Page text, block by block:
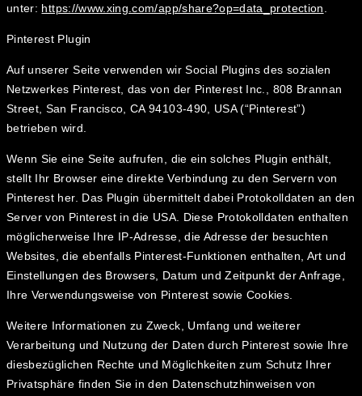
unter: https://www.xing.com/app/share?op=data_protection
Pinterest Plugin
Auf unserer Seite verwenden wir Social Plugins des sozialen
Netzwerkes Pinterest, das von der Pinterest Inc., 808 Brannan
Street, San Francisco, CA 94103-490, USA (“Pinterest”)
betrieben wird.
Wenn Sie eine Seite aufrufen, die ein solches Plugin enthält,
stellt Ihr Browser eine direkte Verbindung zu den Servern von
Pinterest her. Das Plugin übermittelt dabei Protokolldaten an den
Server von Pinterest in die USA. Diese Protokolldaten enthalten
möglicherweise Ihre IP-Adresse, die Adresse der besuchten
Websites, die ebenfalls Pinterest-Funktionen enthalten, Art und
Einstellungen des Browsers, Datum und Zeitpunkt der Anfrage,
Ihre Verwendungsweise von Pinterest sowie Cookies.
Weitere Informationen zu Zweck, Umfang und weiterer
Verarbeitung und Nutzung der Daten durch Pinterest sowie Ihre
diesbezüglichen Rechte und Möglichkeiten zum Schutz Ihrer
Privatsphäre finden Sie in den Datenschutzhinweisen von